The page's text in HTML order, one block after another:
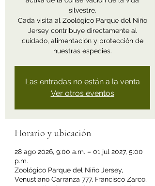
silvestre.
Cada visita al Zoológico Parque del Niño
Jersey contribuye directamente al
cuidado, alimentación y protección de
nuestras especies.
Las entradas no están a la venta
Ver otros eventos
Horario y ubicación
28 ago 2026, 9:00 a.m. – 01 jul 2027, 5:00
p.m.
Zoológico Parque del Niño Jersey,
Venustiano Carranza 777, Francisco Zarco,